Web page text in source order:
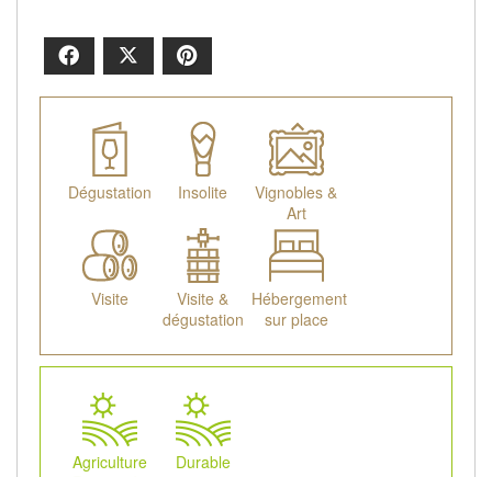
Facebook
Dégustation Insolite
Vignobles &
Art
Visite
Visite &
dégustation
Hébergement
sur place
Agriculture
Durable